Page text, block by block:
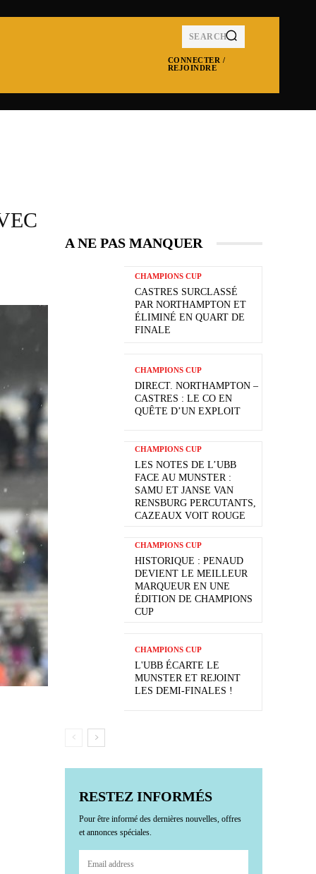
SEARCH
CONNECTER /
REJOINDRE
A NE PAS MANQUER
CHAMPIONS CUP
CASTRES SURCLASSÉ
PAR NORTHAMPTON ET
ÉLIMINÉ EN QUART DE
FINALE
CHAMPIONS CUP
DIRECT. NORTHAMPTON –
CASTRES : LE CO EN
QUÊTE D’UN EXPLOIT
CHAMPIONS CUP
LES NOTES DE L’UBB
FACE AU MUNSTER :
SAMU ET JANSE VAN
RENSBURG PERCUTANTS,
CAZEAUX VOIT ROUGE
CHAMPIONS CUP
HISTORIQUE : PENAUD
DEVIENT LE MEILLEUR
MARQUEUR EN UNE
ÉDITION DE CHAMPIONS
CUP
CHAMPIONS CUP
L'UBB ÉCARTE LE
MUNSTER ET REJOINT
LES DEMI-FINALES !
RESTEZ INFORMÉS
Pour être informé des dernières nouvelles, offres
et annonces spéciales.